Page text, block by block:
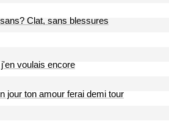
Clat, sans blessures
voulais encore
jour ton amour ferai demi tour